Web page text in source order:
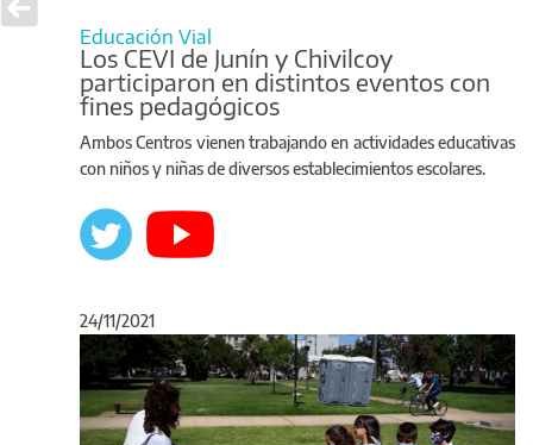
Educación Vial
Los CEVI de Junín y Chivilcoy
participaron en distintos eventos con
fines pedagógicos
Ambos Centros vienen trabajando en actividades educativas
con niños y niñas de diversos establecimientos escolares.
24/11/2021
Anterior